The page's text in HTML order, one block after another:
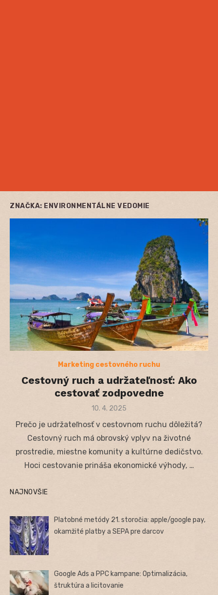
ZNAČKA: ENVIRONMENTÁLNE VEDOMIE
Marketing cestovného ruchu
Cestovný ruch a udržateľnosť: Ako
cestovať zodpovedne
Posted
10. 4. 2025
Prečo je udržateľnosť v cestovnom ruchu dôležitá?
Cestovný ruch má obrovský vplyv na životné
prostredie, miestne komunity a kultúrne dedičstvo.
Hoci cestovanie prináša ekonomické výhody, …
NAJNOVŠIE
Platobné metódy 21. storočia: apple/google pay,
okamžité platby a SEPA pre darcov
Google Ads a PPC kampane: Optimalizácia,
štruktúra a licitovanie